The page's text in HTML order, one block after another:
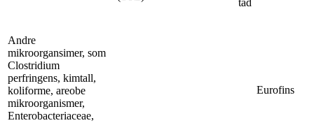
Andre
mikroorgansimer, som
Clostridium
perfringens, kimtall,
koliforme, areobe
mikroorganismer,
Enterobacteriaceae,
Eurofins